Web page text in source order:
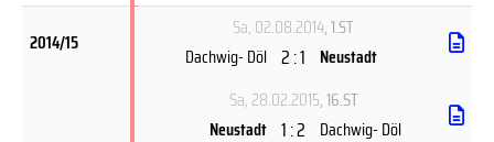
2014/15
Sa, 02.08.2014, 1.ST
Dachwig- Döl 2 : 1 Neustadt
Sa, 28.02.2015, 16.ST
Neustadt 1 : 2 Dachwig- Döl